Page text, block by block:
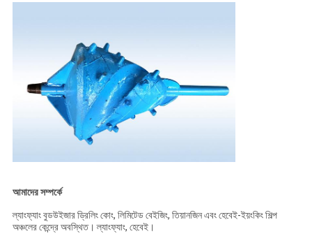
আমাদের সম্পর্কে
ল্যাংফ্যাং বুডউইজার ড্রিলিং কোং, লিমিটেড বেইজিং, তিয়ানজিন এবং হেবেই-ইয়ংকিং শিল্প
অঞ্চলের কেন্দ্রে অবস্থিত। ল্যাংফ্যাং, হেবেই।